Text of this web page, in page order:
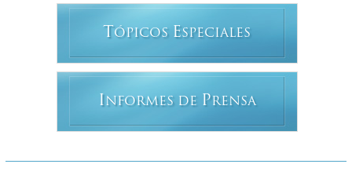
T ÓPICOS ESPECIALES
INFORMES DE PRENSA